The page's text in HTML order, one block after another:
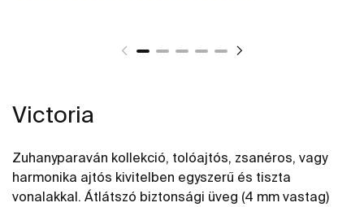
Victoria
Zuhanyparaván kollekció, tolóajtós, zsanéros, vagy
harmonika ajtós kivitelben egyszerű és tiszta
vonalakkal. Átlátszó biztonsági üveg (4 mm vastag)